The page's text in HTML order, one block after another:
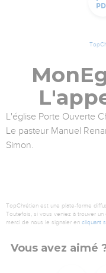
L'église Porte Ouverte
Le pasteur Manuel
Simon.
TopChrétien est une plate-forme
Toutefois, si vous veniez à trouver
merci de nous le signaler en cliquant
Vous avez aimé